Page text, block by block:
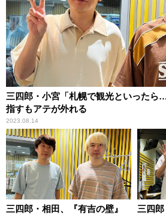
三四郎・小宮「札幌で観光といった
指すもアテが外れる
2023.08.14
三四郎・相田、『有吉の壁』
三四